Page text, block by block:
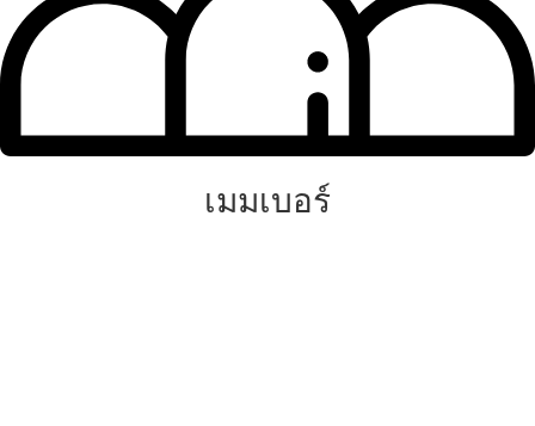
เมมเบอร์